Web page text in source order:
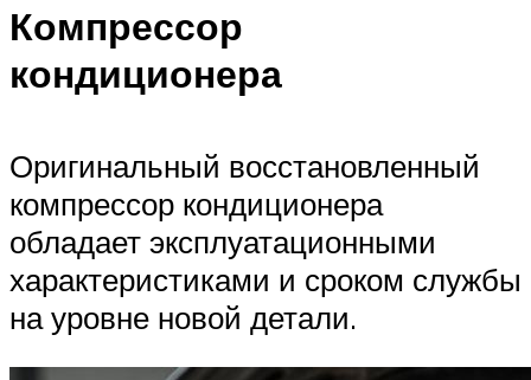
Компрессор
кондиционера
Оригинальный восстановленный
компрессор кондиционера
обладает эксплуатационными
характеристиками и сроком службы
на уровне новой детали.